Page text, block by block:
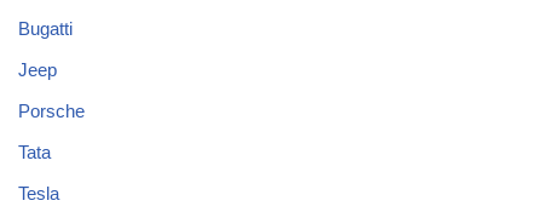
Bugatti
Jeep
Porsche
Tata
Tesla